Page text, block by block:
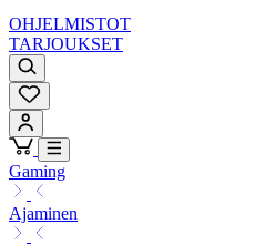
OHJELMISTOT
TARJOUKSET
Gaming
Ajaminen